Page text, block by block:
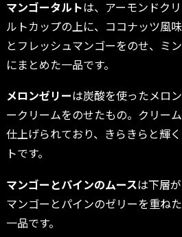
マンゴータルトは、アーモンドク
ルトカップの上に、ココナッツ風
とフレッシュマンゴーをのせ、ミ
にまとめた一品です。
メロンゼリーは炭酸を使ったメロ
ークリームをのせたもの。クリー
仕上げられており、きらきらと輝
トです。
マンゴーとパインのムースは下層
マンゴーとパインのゼリーを重ね
一品です。